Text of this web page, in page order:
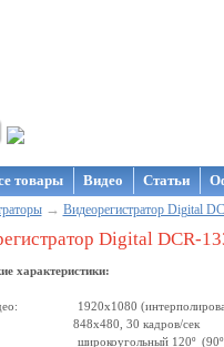
товары Видео Статьи
→ Видеорегистратор Digital
Digital DCR-
характеристики:
1920х1080
30 кадров/сек
широкоугольный 120º (90º